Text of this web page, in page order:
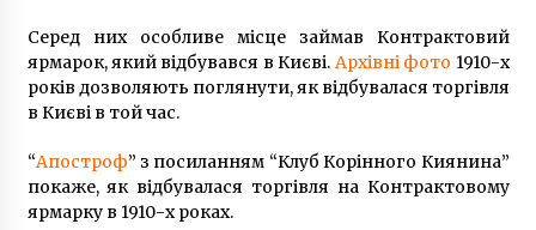
фіксують швидкість автомобілів (фото)
7 років ago
В Україні офіційно відзначатимуть день
8 років ago
Серед них особливе місце займав Контрактовий
ярмарок, який відбувався в Києві. Архівні фото 1910-х
років дозволяють поглянути, як відбувалася торгівля
в Києві в той час.
“Апостроф” з посиланням “Клуб Корінного Киянина”
покаже, як відбувалася торгівля на Контрактовому
ярмарку в 1910-х роках.